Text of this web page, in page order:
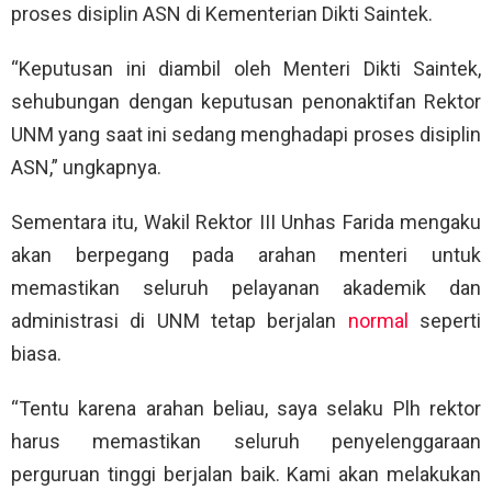
proses disiplin ASN di Kementerian Dikti Saintek.
“Keputusan ini diambil oleh Menteri Dikti Saintek,
sehubungan dengan keputusan penonaktifan Rektor
UNM yang saat ini sedang menghadapi proses disiplin
ASN,” ungkapnya.
Sementara itu, Wakil Rektor III Unhas Farida mengaku
akan berpegang pada arahan menteri untuk
memastikan seluruh pelayanan akademik dan
administrasi di UNM tetap berjalan normal seperti
biasa.
“Tentu karena arahan beliau, saya selaku Plh rektor
harus memastikan seluruh penyelenggaraan
perguruan tinggi berjalan baik. Kami akan melakukan